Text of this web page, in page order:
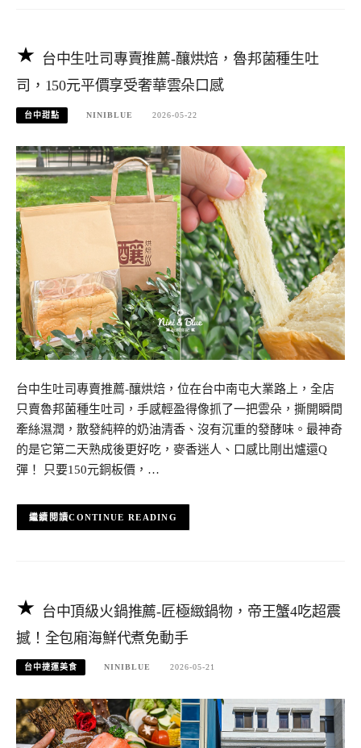
台中生吐司專賣推薦-釀烘焙，魯邦菌種生吐
司，150元平價享受奢華雲朵口感
台中甜點 NINIBLUE 2026-05-22
台中生吐司專賣推薦-釀烘焙，位在台中南屯大業路上，全店
只賣魯邦菌種生吐司，手感輕盈得像抓了一把雲朵，撕開瞬間
牽絲濕潤，散發純粹的奶油清香、沒有沉重的發酵味。最神奇
的是它第二天熟成後更好吃，麥香迷人、口感比剛出爐還Q
彈！ 只要150元銅板價，…
CONTINUE READING
台中頂級火鍋推薦-匠極緻鍋物，帝王蟹4吃超震
撼！全包廂海鮮代煮免動手
台中捷運美食 NINIBLUE 2026-05-21